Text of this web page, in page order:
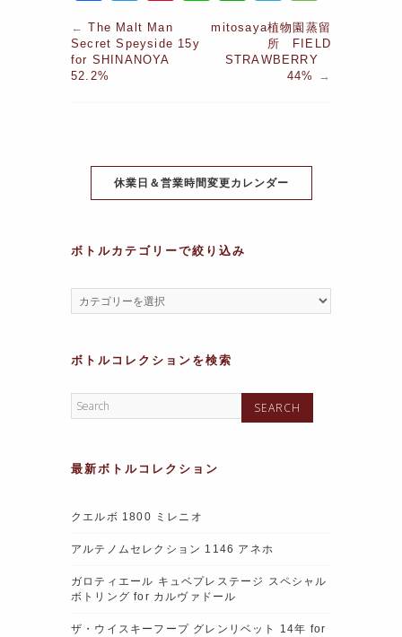
a
c
e
o
k
w
itt
er
er
n
at
s
p
el
e
gr
e
s
s
←The Malt Man
Secret Speyside 15y
for SHINANOYA
52.2%
mitosaya植物園蒸留
所 FIELD
STRAWBERRY
44%
→
休業日＆営業時間変更カレンダー
ボトルカテゴリーで絞り込み
ボトルコレクションを検索
最新ボトルコレクション
クエルボ 1800 ミレニオ
アルテノムセレクション 1146 アネホ
ガロティエール キュベプレステージ スペシャル
ボトリング for カルヴァドール
ザ・ウイスキーフープ グレンリベット 14年 for